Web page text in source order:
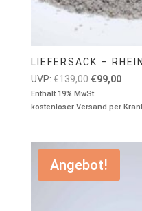
LIEFERSACK –
UVP: €139,00
Preis
war:
€99,00
ist:
Enthält 19% MwSt.
kostenloser Versand per
Angebot!